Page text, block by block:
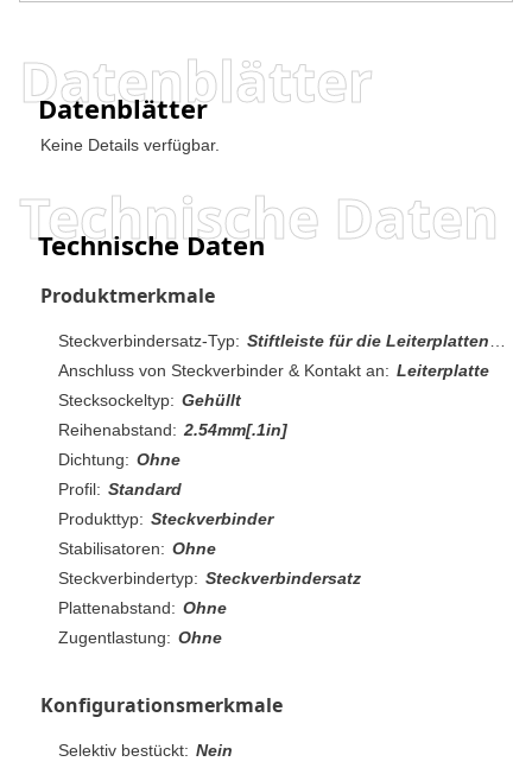
Datenblätter
Datenblätter
Keine Details verfügbar.
Technische Daten
Technische Daten
Produktmerkmale
Steckverbindersatz-Typ: Stiftleiste für die Leiterplattenmontage
Anschluss von Steckverbinder & Kontakt an: Leiterplatte
Stecksockeltyp: Gehüllt
Reihenabstand: 2.54mm[.1in]
Dichtung: Ohne
Profil: Standard
Produkttyp: Steckverbinder
Stabilisatoren: Ohne
Steckverbindertyp: Steckverbindersatz
Plattenabstand: Ohne
Zugentlastung: Ohne
Konfigurationsmerkmale
Selektiv bestückt: Nein